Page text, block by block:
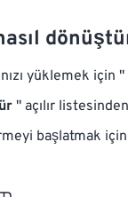
yüklemek için "
" açılır
başlatmak